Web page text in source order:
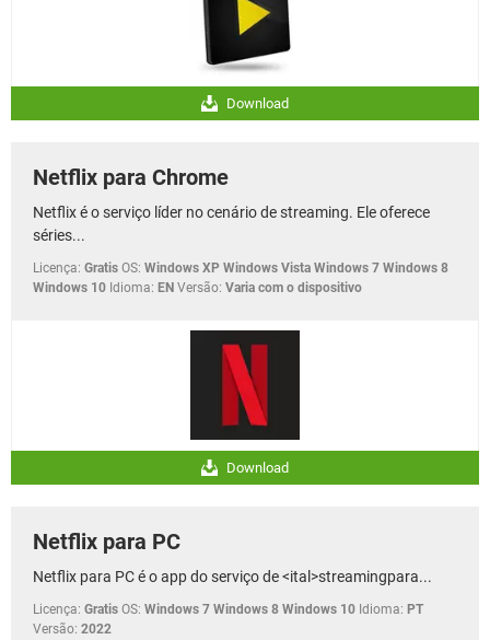
Download
Netflix para Chrome
Netflix é o serviço líder no cenário de streaming. Ele oferece
séries...
Licença: Gratis OS: Windows XP Windows Vista Windows 7 Windows 8
Windows 10 Idioma: EN Versão: Varia com o dispositivo
Download
Netflix para PC
Netflix para PC é o app do serviço de <ital>streamingpara...
Licença: Gratis OS: Windows 7 Windows 8 Windows 10 Idioma: PT
Versão: 2022